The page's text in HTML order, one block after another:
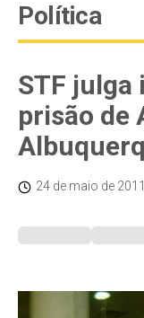
Política
STF julga
prisão de
24 de maio de 2011